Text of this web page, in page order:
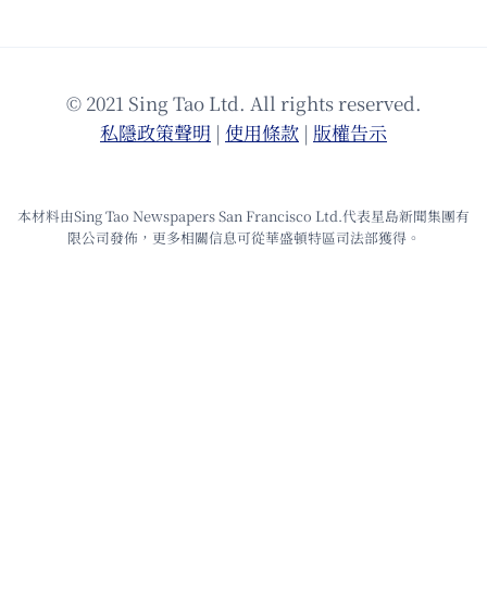
© 2021 Sing Tao Ltd. All rights reserved.
私隱政策聲明 | 使⽤條款 | 版權告⽰
本材料由Sing Tao Newspapers San Francisco Ltd.代表星島新聞集團有
限公司發佈，更多相關信息可從華盛頓特區司法部獲得。